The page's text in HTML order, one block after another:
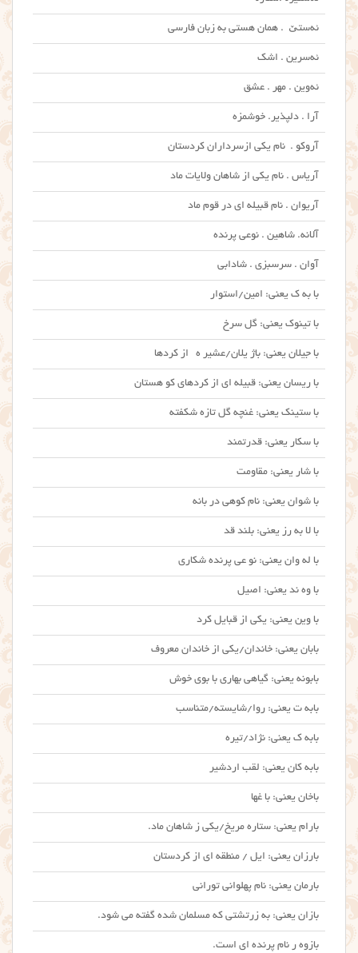
ئه‌ستێ . همان هستی به زبان فارسی
ئه‌سرین . اشک
ئه‌وین . مهر . عشق
آرا . دلپذیر. خوشمزه
آروکو . نام یکی ازسرداران کردستان
آریاس . نام یکی از شاهان ولایات ماد
آریوان . نام قبیله ای در قوم ماد
آلانه. شاهین . نوعی پرنده
آوان . سرسبزی . شادابی
با به ک یعنی: امین/استوار
با تینوک یعنی: گل سرخ
با جیلان یعنی: باژ یلان/عشیر ه از کردها
با ریسان یعنی: قبیله ای از کردهای کو هستان
با ستینک یعنی: غنچه گل تازه شکفته
با سکار یعنی: قدرتمند
با شار یعنی: مقاومت
با شوان یعنی: نام کوهی در بانه
با لا به رز یعنی: بلند قد
با له وان یعنی: نو عی پرنده شکاری
با وه ند یعنی: اصیل
با وین یعنی: یکی از قبایل کرد
بابان یعنی: خاندان/یکی از خاندان معروف
بابونه یعنی: گیاهی بهاری با بوی خوش
بابه ت یعنی: روا/شایسته/متناسب
بابه ک یعنی: نژاد/تیره
بابه کان یعنی: لقب اردشیر
باخان یعنی: با غها
بارام یعنی: ستاره مریخ/یکی ز شاهان ماد.
بارزان یعنی: ایل / منطقه ای از کردستان
بارمان یعنی: نام پهلوانی تورانی
بازان یعنی: به زرتشتی که مسلمان شده گفته می شود.
بازوه ر نام پرنده ای است.